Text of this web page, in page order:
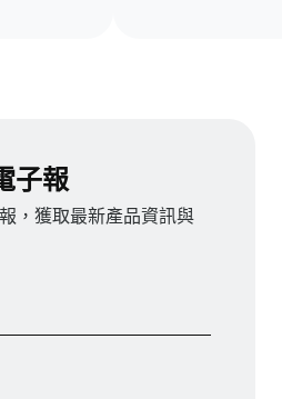
子報
，獲取最新產品資訊與